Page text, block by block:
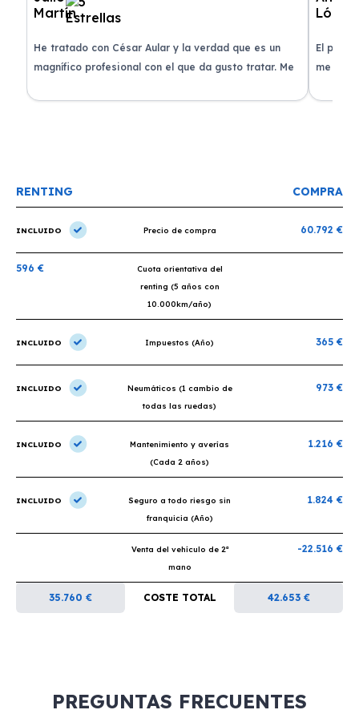
He tratado con César Aular y la verdad que es un
magnífico profesional con el que da gusto tratar. Me
recomiendo un montón, muchas gracias!
El
me
plazo
RENTING COMPRA
INCLUIDO Precio de compra 60.792 €
596 €
Cuota orientativa del
renting (5 años con
10.000km/año)
INCLUIDO Impuestos (Año) 365 €
INCLUIDO
Neumáticos (1 cambio de
todas las ruedas)
973 €
INCLUIDO
Mantenimiento y averías
(Cada 2 años)
1.216 €
INCLUIDO
Seguro a todo riesgo sin
franquicia (Año)
1.824 €
Venta del vehículo de 2ª
mano
-22.516 €
35.760 € COSTE TOTAL 42.653 €
PREGUNTAS FRECUENTES